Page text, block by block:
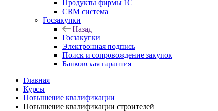
Продукты фирмы 1C
CRM система
Госзакупки
Назад
Госзакупки
Электронная подпись
Поиск и сопровождение закупок
Банковская гарантия
Главная
Курсы
Повышение квалификации
Повышение квалификации строителей